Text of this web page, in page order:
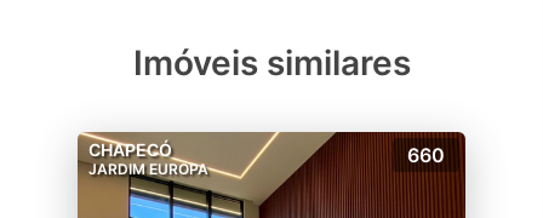
Imóveis similares
CHAPECÓ
JARDIM EUROPA
660